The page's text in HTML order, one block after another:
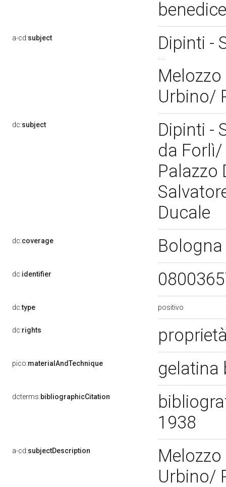
a-cd:subject
Dipinti -
Urbino/
dc:subject
Dipinti -
da
Palazzo
Ducale
dc:coverage
dc:identifier
dc:type positivo
dc:rights
pico:materialAndTechnique
dcterms:bibliographicCitation
1938
a-cd:subjectDescription
Urbino/